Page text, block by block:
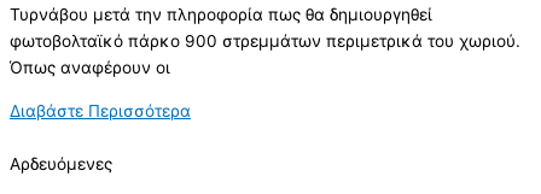
Τυρνάβου μετά την πληροφορία πως θα δημιουργηθεί
φωτοβολταϊκό πάρκο 900 στρεμμάτων περιμετρικά του χωριού.
Όπως αναφέρουν οι
Διαβάστε Περισσότερα
Αρδευόμενες